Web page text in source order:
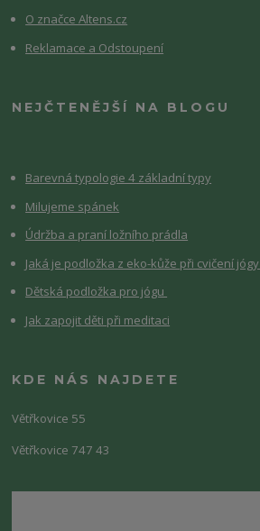
O značce Altens.cz
Reklamace a Odstoupení
NEJČTENĚJŠÍ NA BLOGU
Barevná typologie 4 základní typy
Milujeme spánek
Údržba a praní ložního prádla
Jaká je podložka z eko-kůže při cvičení jógy
Dětská podložka pro jógu
Jak zapojit děti při meditaci
KDE NÁS NAJDETE
Větřkovice 55
Větřkovice 747 43